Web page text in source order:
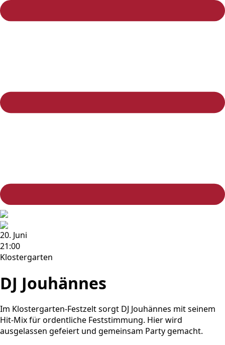
20. Juni
21:00
Klostergarten
DJ Jouhännes
Im Klostergarten-Festzelt sorgt DJ Jouhännes mit seinem
Hit-Mix für ordentliche Feststimmung. Hier wird
ausgelassen gefeiert und gemeinsam Party gemacht.